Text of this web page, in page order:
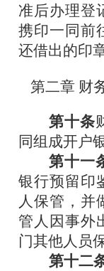
准后办理登
携印一同前
还借出的印章
第二章 财
第十条
同组成开户
第十一
银行预留印
人保管，并
管人因事外
门其他人员
第十二